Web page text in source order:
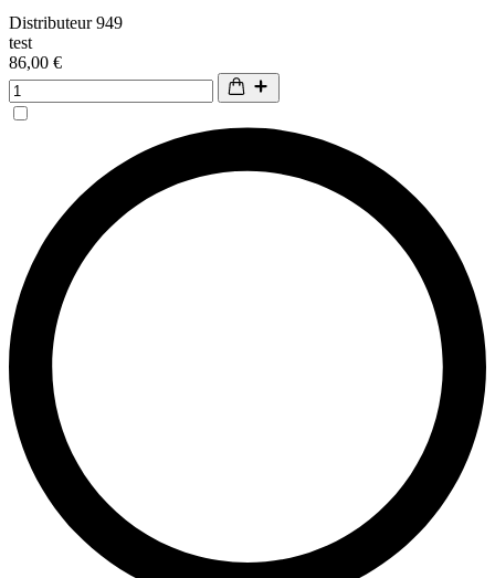
Distributeur 949
test
86,00 €